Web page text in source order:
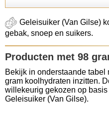
Geleisuiker (Van Gilse)
gebak, snoep en suikers.
Producten met 98
Bekijk in onderstaande tabel
gram koolhydraten inzitten.
willekeurig gekozen op
Geleisuiker (Van Gilse).